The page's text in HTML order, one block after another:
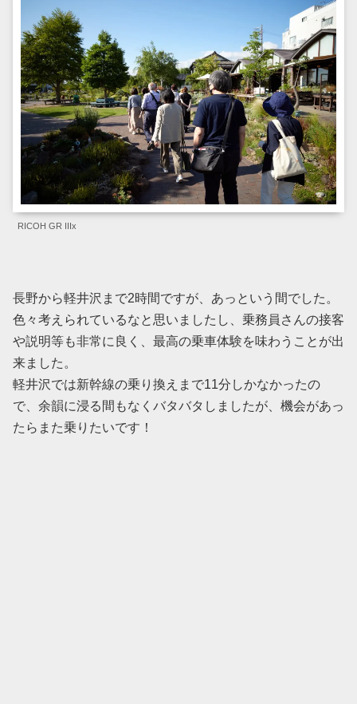
RICOH GR IIIx
長野から軽井沢まで2時間ですが、あっという間でした。
色々考えられているなと思いましたし、乗務員さんの接客
や説明等も非常に良く、最高の乗車体験を味わうことが出
来ました。
軽井沢では新幹線の乗り換えまで11分しかなかったの
で、余韻に浸る間もなくバタバタしましたが、機会があっ
たらまた乗りたいです！